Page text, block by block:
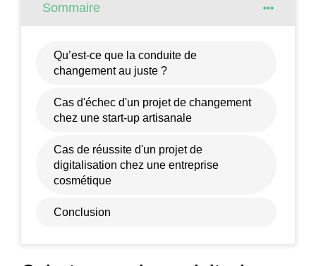
Sommaire
Qu’est-ce que la conduite de
changement au juste ?
Cas d'échec d'un projet de changement
chez une start-up artisanale
Cas de réussite d'un projet de
digitalisation chez une entreprise
cosmétique
Conclusion